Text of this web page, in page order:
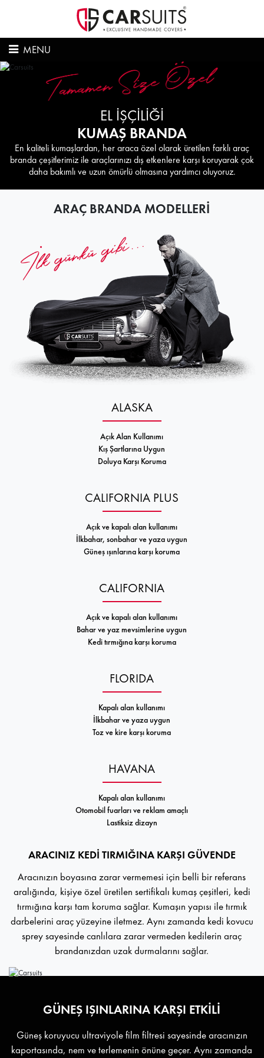
MENU
EL İŞÇİLİĞİ
KUMAŞ BRANDA
En kaliteli kumaşlardan, her araca özel olarak üretilen farklı araç
branda çeşitlerimiz ile araçlarınızı dış etkenlere karşı koruyarak çok
daha bakımlı ve uzun ömürlü olmasına yardımcı oluyoruz.
ALASKA
Açık Alan Kullanımı
Kış Şartlarına Uygun
Doluya Karşı Koruma
ARAÇ BRANDA MODELLERİ
CALIFORNIA PLUS
Açık ve kapalı alan kullanımı
İlkbahar, sonbahar ve yaza uygun
Güneş ışınlarına karşı koruma
CALIFORNIA
Açık ve kapalı alan kullanımı
Bahar ve yaz mevsimlerine uygun
Kedi tırmığına karşı koruma
FLORIDA
Kapalı alan kullanımı
İlkbahar ve yaza uygun
Toz ve kire karşı koruma
HAVANA
Kapalı alan kullanımı
Otomobil fuarları ve reklam amaçlı
Lastiksiz dizayn
ARACINIZ KEDİ TIRMIĞINA KARŞI GÜVENDE
Aracınızın boyasına zarar vermemesi için belli bir referans
aralığında, kişiye özel üretilen sertifikalı kumaş çeşitleri, kedi
tırmığına karşı tam koruma sağlar. Kumaşın yapısı ile tırmık
darbelerini araç yüzeyine iletmez. Aynı zamanda kedi kovucu
sprey sayesinde canlılara zarar vermeden kedilerin araç
brandanızdan uzak durmalarını sağlar.
GÜNEŞ IŞINLARINA KARŞI ETKİLİ
Güneş koruyucu ultraviyole film filtresi sayesinde aracınızın
kaportasında, nem ve terlemenin önüne geçer. Aynı zamanda